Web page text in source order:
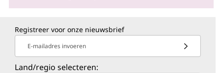
Registreer voor onze nieuwsbrief
E-mailadres invoeren
Land/regio selecteren: